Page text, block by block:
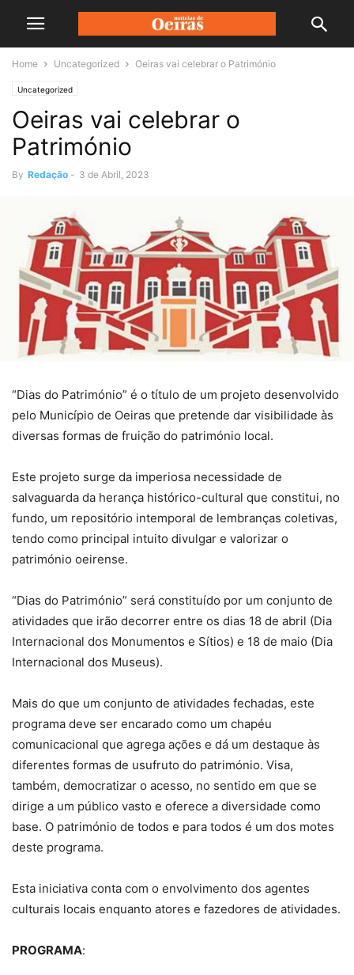
Home Uncategorized Oeiras vai celebrar o Património
Uncategorized
Oeiras vai celebrar o
Património
By Redação - 3 de Abril, 2023
“Dias do Património” é o título de um projeto desenvolvido
pelo Município de Oeiras que pretende dar visibilidade às
diversas formas de fruição do património local.
Este projeto surge da imperiosa necessidade de
salvaguarda da herança histórico-cultural que constitui, no
fundo, um repositório intemporal de lembranças coletivas,
tendo como principal intuito divulgar e valorizar o
património oeirense.
“Dias do Património” será constituído por um conjunto de
atividades que irão decorrer entre os dias 18 de abril (Dia
Internacional dos Monumentos e Sítios) e 18 de maio (Dia
Internacional dos Museus).
Mais do que um conjunto de atividades fechadas, este
programa deve ser encarado como um chapéu
comunicacional que agrega ações e dá um destaque às
diferentes formas de usufruto do património. Visa,
também, democratizar o acesso, no sentido em que se
dirige a um público vasto e oferece a diversidade como
base. O património de todos e para todos é um dos motes
deste programa.
Esta iniciativa conta com o envolvimento dos agentes
culturais locais enquanto atores e fazedores de atividades.
PROGRAMA: